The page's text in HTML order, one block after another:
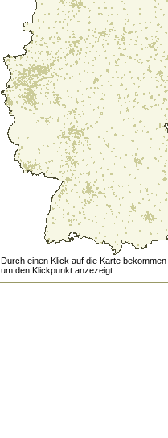
Durch einen Klick auf die Karte
um den Klickpunkt anzezeigt.